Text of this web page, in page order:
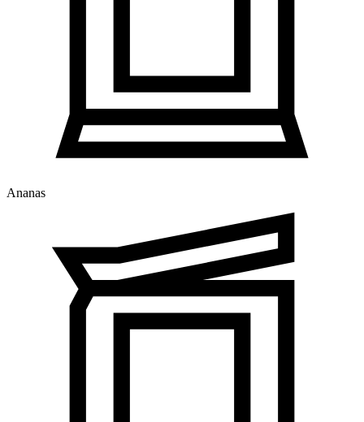
Ananas